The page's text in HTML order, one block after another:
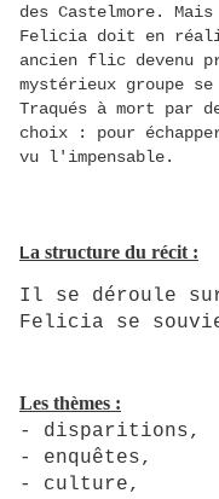
des Castelmore.
Felicia doit en
ancien flic devenu
mystérieux groupe
Traqués à mort par
choix : pour
vu l'impensable.
La structure du récit :
Il se déroule
Felicia se
Les thèmes :
- disparitions,
- enquêtes,
- culture,